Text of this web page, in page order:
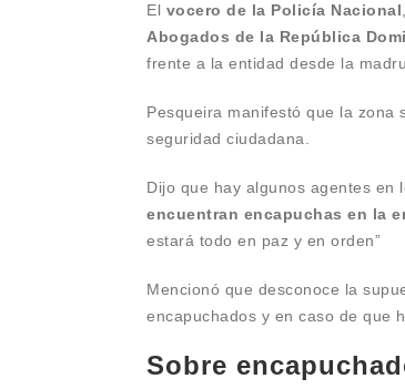
El vocero de la Policía Nacional
Abogados de la República
frente a la entidad desde la
Pesqueira manifestó que la
seguridad ciudadana.
Dijo que hay algunos agentes en
encuentran encapuchas en la
estará todo en paz y en orden”
Mencionó que desconoce la
encapuchados y en caso de que
Sobre